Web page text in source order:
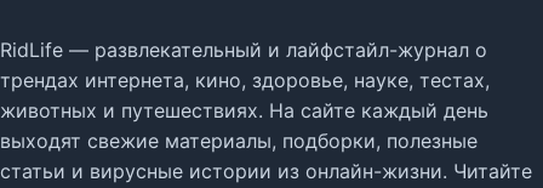
RidLife — развлекательный и лайфстайл-журнал о
трендах интернета, кино, здоровье, науке, тестах,
животных и путешествиях. На сайте каждый день
выходят свежие материалы, подборки, полезные
статьи и вирусные истории из онлайн-жизни. Читайте